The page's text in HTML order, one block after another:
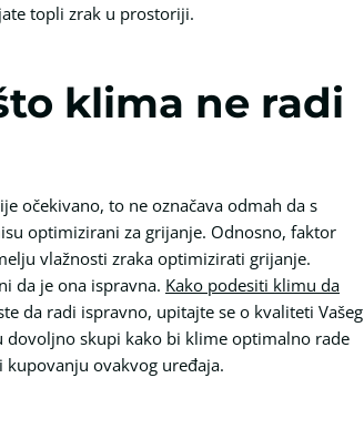
topli zrak u prostoriji.
klima ne radi
očekivano, to ne označava odmah da s
optimizirani za grijanje. Odnosno, faktor
vlažnosti zraka optimizirati grijanje.
da je ona ispravna. Kako podesiti klimu da
da radi ispravno, upitajte se o kvaliteti Vašeg
dovoljno skupi kako bi klime optimalno rade
ovakvog uređaja.